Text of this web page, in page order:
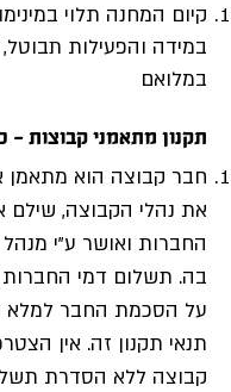
קיום המחנה תלוי
במידה והפעילות תבוטל,
במלואם
תקנון מתאמני קבוצות -
חבר קבוצה הוא מתאמן
את נהלי הקבוצה, שילם
החברות ואושר ע"י
בה. תשלום דמי
על הסכמת החבר למלא
תנאי תקנון זה. אין
קבוצה ללא הסדרת